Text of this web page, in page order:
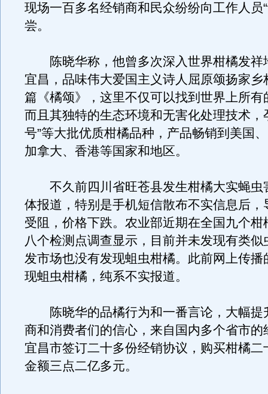
现场一百多名经销商和民众纷纷向工作人员
尝。
陈晓华称，他曾多次深入世界柑橘发祥
宜昌，品味伟大爱国主义诗人屈原颂扬家乡
篇《橘颂》，这里不仅可以找到世界上所有
而且其独特的生态环境和无害化处理技术，
号”等大批优质柑橘品种，产品畅销到美国
加拿大、香港等国家和地区。
不久前四川省旺苍县发生柑橘大实蝇虫
体报道，特别是手机短信散布不实信息后，
受阻，价格下跌。农业部近期在全国九个柑
八个检测点调查显示，目前并未发现有类似
发市场也没有发现蛆虫柑橘。此前网上传播
现蛆虫柑橘，纯系不实报道。
陈晓华的品橘行为和一番言论，大幅提
商和消费者们的信心，来自国内多个省市的
宜昌市签订二十多份经销协议，购买柑橘二
金额三点二亿多元。